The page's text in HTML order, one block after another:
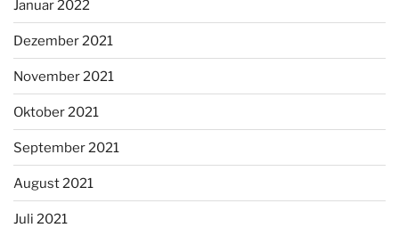
Januar 2022
Dezember 2021
November 2021
Oktober 2021
September 2021
August 2021
Juli 2021